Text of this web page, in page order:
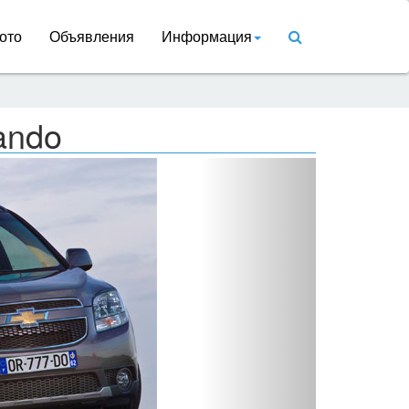
Объявления Информация